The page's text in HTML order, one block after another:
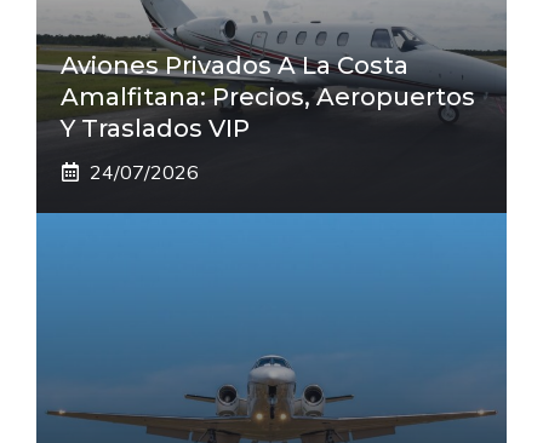
Aviones Privados A La Costa
Amalfitana: Precios, Aeropuertos
Y Traslados VIP
24/07/2026